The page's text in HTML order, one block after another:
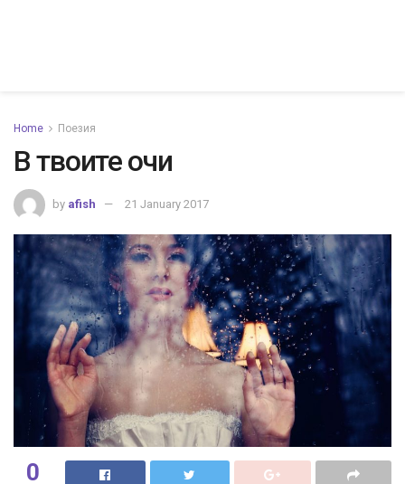
Home Поезия
В твоите очи
by afish 21 January 2017
0